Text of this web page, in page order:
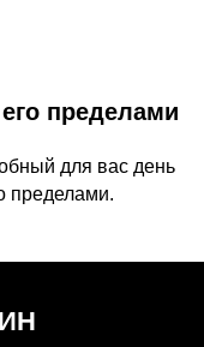
пределами
для вас день
пределами.